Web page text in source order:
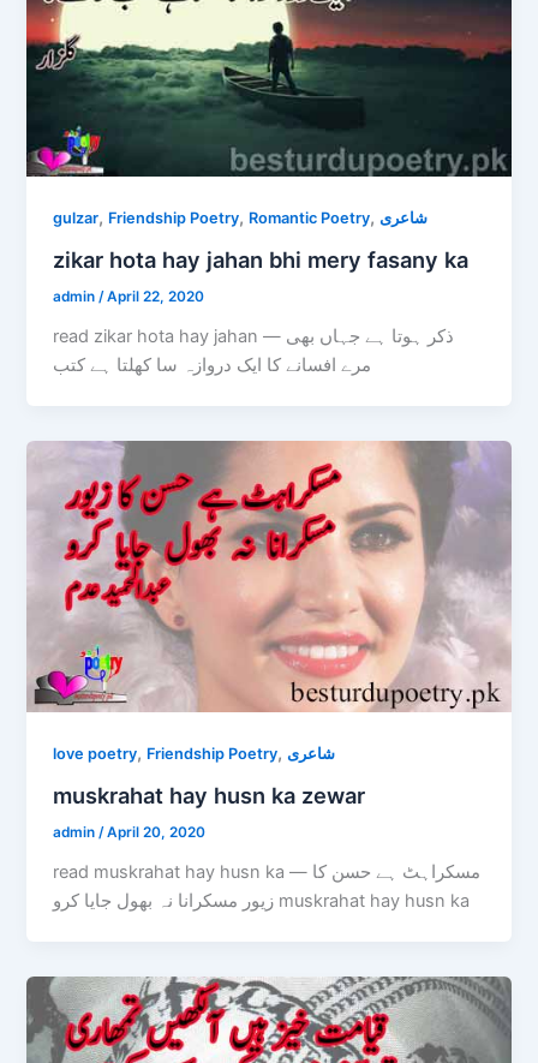
gulzar, Friendship Poetry, Romantic Poetry,شاعری
zikar hota hay jahan bhi mery fasany ka
admin/April 22, 2020
read zikar hota hay jahan — ذکر ہوتا ہے جہاں بھی
مرے افسانے کا ایک دروازہ سا کھلتا ہے کتب
love poetry, Friendship Poetry,شاعری
muskrahat hay husn ka zewar
admin/April 20, 2020
read muskrahat hay husn ka — مسکراہٹ ہے حسن کا
زیور مسکرانا نہ بھول جایا کرو muskrahat hay husn ka